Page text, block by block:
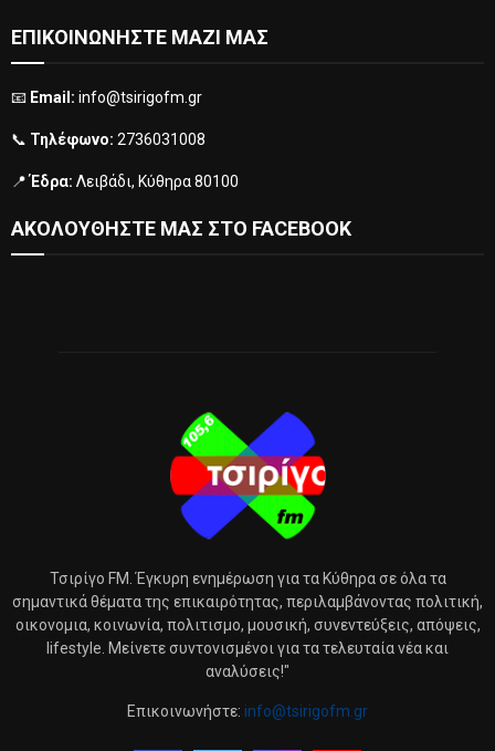
ΕΠΙΚΟΙΝΩΝΗΣΤΕ ΜΑΖΙ ΜΑΣ
📧 Email: info@tsirigofm.gr
📞 Τηλέφωνο: 2736031008
📍Έδρα: Λειβάδι, Κύθηρα 80100
ΑΚΟΛΟΥΘΗΣΤΕ ΜΑΣ ΣΤΟ FACEBOOK
Τσιρίγο FM. Έγκυρη ενημέρωση για τα Κύθηρα σε όλα τα
σημαντικά θέματα της επικαιρότητας, περιλαμβάνοντας πολιτική,
οικονομια, κοινωνία, πολιτισμο, μουσική, συνεντεύξεις, απόψεις,
lifestyle. Μείνετε συντονισμένοι για τα τελευταία νέα και
αναλύσεις!"
Επικοινωνήστε: info@tsirigofm.gr